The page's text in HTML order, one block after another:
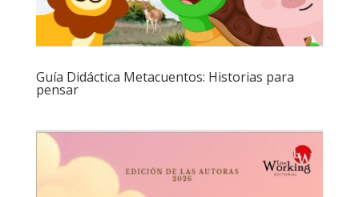
Guía Didáctica Metacuentos: Historias para
pensar